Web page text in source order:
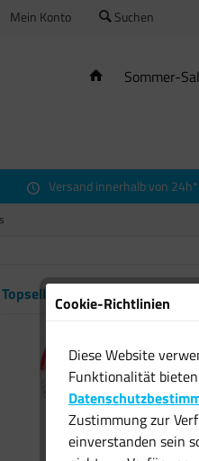
Mein Konto Suchen
Sommer-
Versand innerhalb von 24h*
TopsellerCookie-Richtlinien
Diese Website
Funktionalität
Zustimmung zur
einverstanden sein